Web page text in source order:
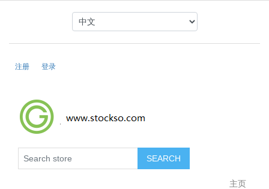
注册 登录
主页